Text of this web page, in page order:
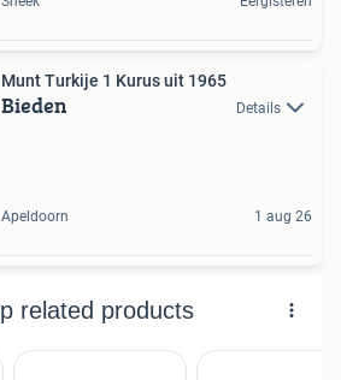
Munt Turkije 1 Kurus uit 1965
Bieden Details
Apeldoorn 1 aug 26